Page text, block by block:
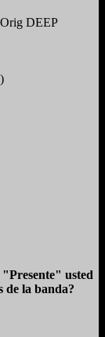
DEEP
usted
de la banda?